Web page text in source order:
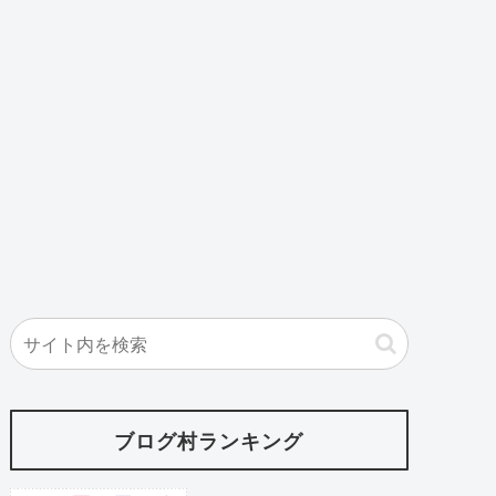
ブログ村ランキング